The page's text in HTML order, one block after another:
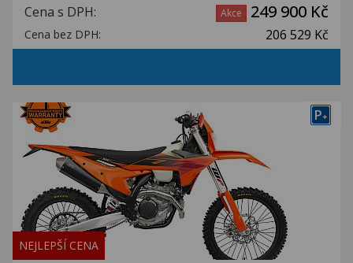
Cena s DPH: Akce 249 900 Kč
Cena bez DPH: 206 529 Kč
P+
NEJLEPŠÍ CENA